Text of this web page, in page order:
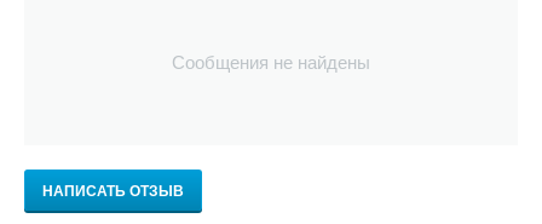
Сообщения не найдены
НАПИСАТЬ ОТЗЫВ